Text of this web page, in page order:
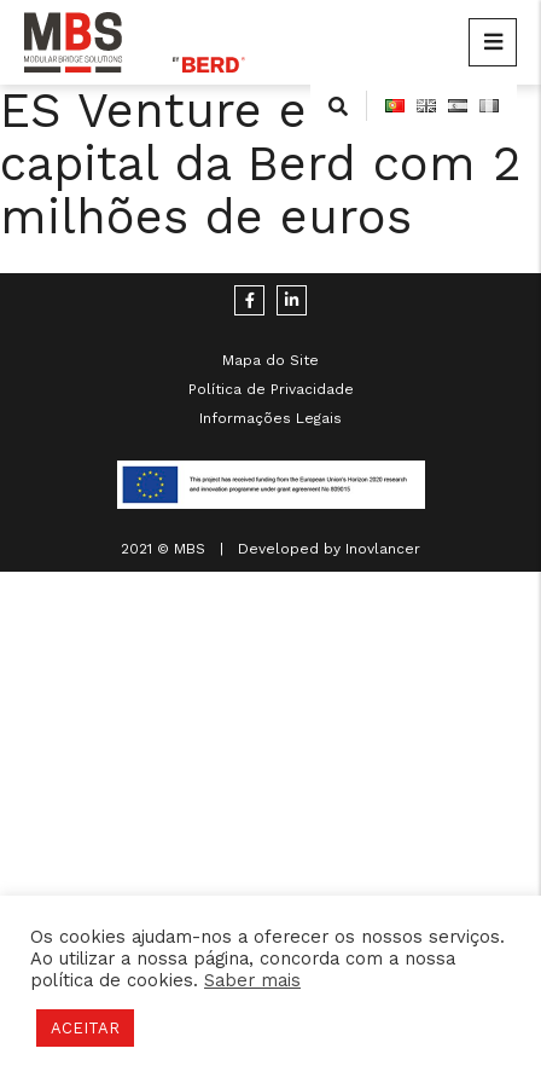
Skip
to
content
MBS
Modular Bridge Solutions
ES Venture entra no
capital da Berd com 2
milhões de euros
Mapa do Site
Política de Privacidade
Informações Legais
2021 © MBS | Developed by Inovlancer
Os cookies ajudam-nos a oferecer os nossos serviços.
Ao utilizar a nossa página, concorda com a nossa
política de cookies. Saber mais
ACEITAR
www.consumidor.pt